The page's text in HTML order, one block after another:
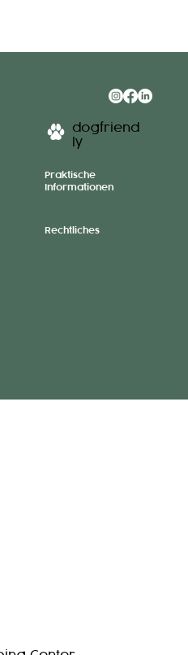
dogfriend
ly
Praktische
Informationen
Rechtliches